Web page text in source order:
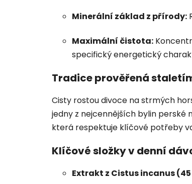
Minerální základ z přírody:
Maximální čistota:
specifický energetický
Tradice prověřená
Cisty rostou divoce na strmých
jedny z nejcennějších bylin
která respektuje klíčové potřeby
Klíčové složky v denní
Extrakt z Cistus incanus (45